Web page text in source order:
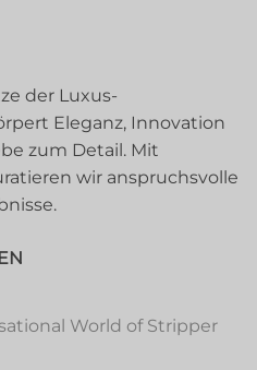
der Luxus-
Eleganz, Innovation
zum Detail. Mit
wir anspruchsvolle
World of Stripper